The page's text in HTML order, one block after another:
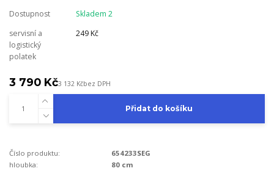
Dostupnost
Skladem 2
servisní a
logistický
polatek
249 Kč
3 790 Kč3 132 Kčbez DPH
Přidat do košíku
Číslo produktu:
654233SEG
hloubka:
80 cm